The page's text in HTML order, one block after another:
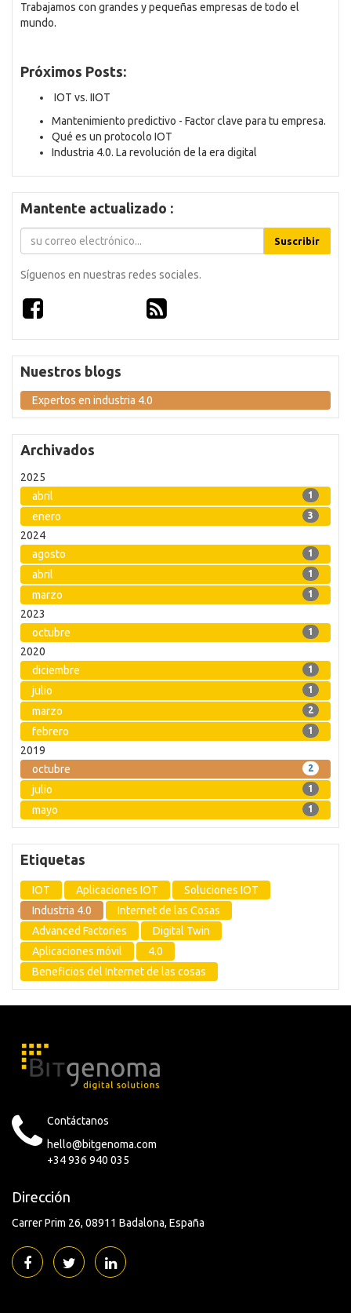
Trabajamos con grandes y pequeñas empresas de todo el
mundo.
Próximos Posts:
IOT vs. IIOT
Mantenimiento predictivo - Factor clave para tu empresa.
Qué es un protocolo IOT
Industria 4.0. La revolución de la era digital
Mantente actualizado :
Suscribir
Síguenos en nuestras redes sociales.
Nuestros blogs
Expertos en industria 4.0
Archivados
2025
abril
1
enero 3
2024
agosto
1
abril 1
marzo 1
2023
octubre
1
2020
diciembre
1
julio 1
marzo 2
febrero 1
2019
octubre
2
julio 1
mayo 1
Etiquetas
IOT Aplicaciones IOT
Soluciones IOT
Industria 4.0
Internet de las Cosas
Advanced Factories
Digital Twin
Aplicaciones móvil
4.0
Beneficios del Internet de las cosas
Contáctanos
hello@bitgenoma.com
+34 936 940 035
Dirección
Carrer Prim 26 08911 Badalona España